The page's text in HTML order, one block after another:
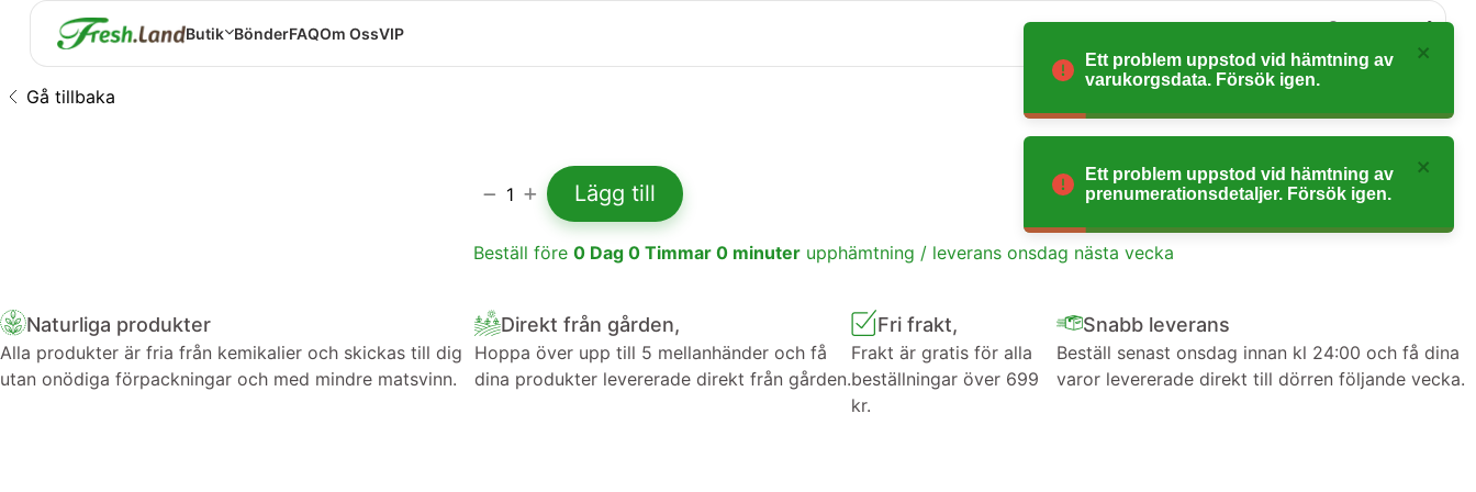
Butik BönderFAQOm OssVIP 0
Gå tillbaka
1 Lägg till
Beställ före 0 Dag 0 Timmar 0 minuter upphämtning / leverans onsdag nästa vecka
Naturliga produkter
Alla produkter är fria från kemikalier och skickas till dig
utan onödiga förpackningar och med mindre matsvinn.
Direkt från gården,
Hoppa över upp till 5 mellanhänder och få
dina produkter levererade direkt från gården.
Fri frakt,
Frakt är gratis för alla
beställningar över 699
kr.
Snabb leverans
Beställ senast onsdag innan kl 24:00 och få dina
varor levererade direkt till dörren följande vecka.
Ett problem uppstod vid hämtning av
varukorgsdata. Försök igen.
Ett problem uppstod vid hämtning av
prenumerationsdetaljer. Försök igen.